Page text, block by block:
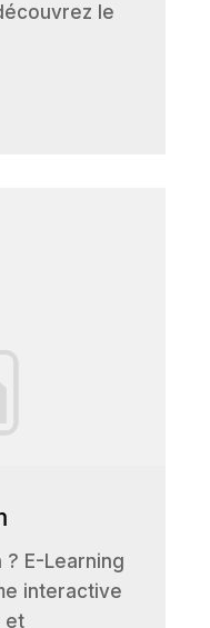
le
? E-Learning
interactive
et